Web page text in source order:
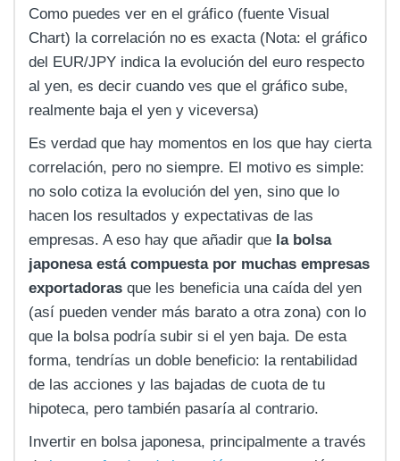
Como puedes ver en el gráfico (fuente Visual
Chart) la correlación no es exacta (Nota: el gráfico
del EUR/JPY indica la evolución del euro respecto
al yen, es decir cuando ves que el gráfico sube,
realmente baja el yen y viceversa)
Es verdad que hay momentos en los que hay cierta
correlación, pero no siempre. El motivo es simple:
no solo cotiza la evolución del yen, sino que lo
hacen los resultados y expectativas de las
empresas. A eso hay que añadir que la bolsa
japonesa está compuesta por muchas empresas
exportadoras que les beneficia una caída del yen
(así pueden vender más barato a otra zona) con lo
que la bolsa podría subir si el yen baja. De esta
forma, tendrías un doble beneficio: la rentabilidad
de las acciones y las bajadas de cuota de tu
hipoteca, pero también pasaría al contrario.
Invertir en bolsa japonesa, principalmente a través